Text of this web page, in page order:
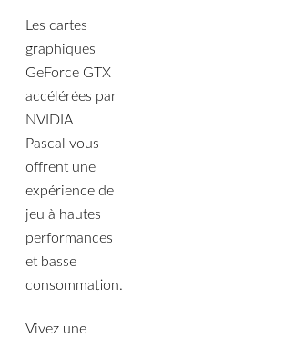
Les cartes
graphiques
GeForce GTX
accélérées par
NVIDIA
Pascal vous
offrent une
expérience de
jeu à hautes
performances
et basse
consommation.
Vivez une